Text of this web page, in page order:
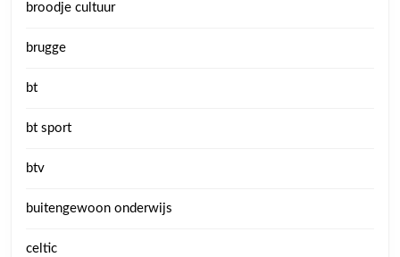
broodje cultuur
brugge
bt
bt sport
btv
buitengewoon onderwijs
celtic